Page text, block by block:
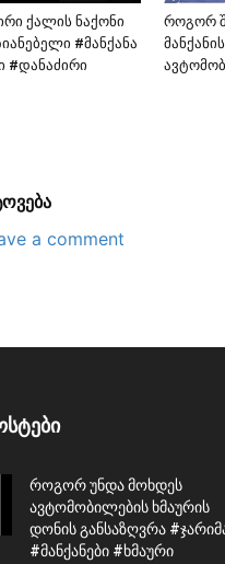
ქალის ნაქონი
#მანქანა
#დანაძირი
როგორ
a comment
როგორ უნდა მოხდეს
ავტომობილების ხმაურის
დონის განსაზღვრა
#მანქანები #ხმაური